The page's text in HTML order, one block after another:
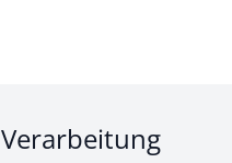
Abschnitt 2 von 3:
Verarbeitung